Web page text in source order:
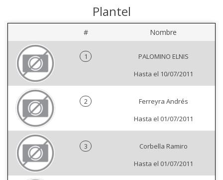
Plantel
# Nombre
1
PALOMINO ELNIS
Hasta el 10/07/2011
2
Ferreyra Andrés
Hasta el 01/07/2011
3
Corbella Ramiro
Hasta el 01/07/2011